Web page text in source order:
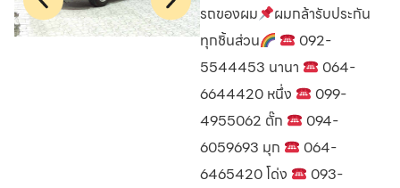
รถของผม
ผมกล้ารับประกัน
ทุกชิ้นส่วน
092-
5544453 นานา
064-
6644420 หนึ่ง
099-
4955062 ตั๊ก
094-
6059693 มุก
064-
6465420 โด่ง
093-